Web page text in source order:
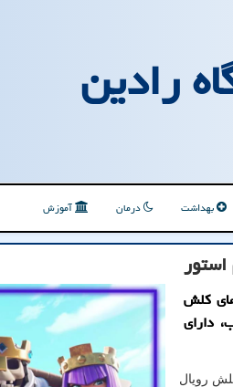
رادین
بهداشت درمان آموزش
کلش
دارای
رویال